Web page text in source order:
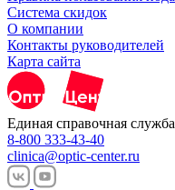
Система скидок
О компании
Контакты руководителей
Карта сайта
Единая справочная служба
8-800 333-43-40
clinica@optic-center.ru